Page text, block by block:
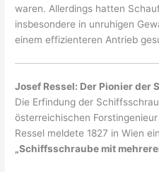
waren. Allerdings hatten
insbesondere in unruhigen
einem effizienteren Antrieb
Josef Ressel: Der Pionier der
Die Erfindung der
österreichischen
Ressel meldete 1827 in Wien
„Schiffsschraube mit